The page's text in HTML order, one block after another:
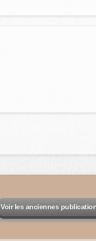
Voir les anciennes